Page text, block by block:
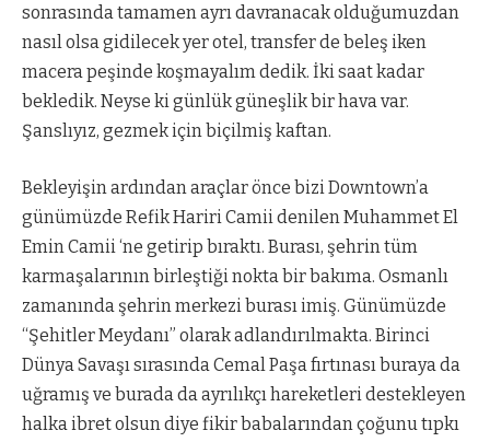
sonrasında tamamen ayrı davranacak olduğumuzdan
nasıl olsa gidilecek yer otel, transfer de beleş iken
macera peşinde koşmayalım dedik. İki saat kadar
bekledik. Neyse ki günlük güneşlik bir hava var.
Şanslıyız, gezmek için biçilmiş kaftan.
Bekleyişin ardından araçlar önce bizi Downtown’a
günümüzde Refik Hariri Camii denilen Muhammet El
Emin Camii ‘ne getirip bıraktı. Burası, şehrin tüm
karmaşalarının birleştiği nokta bir bakıma. Osmanlı
zamanında şehrin merkezi burası imiş. Günümüzde
“Şehitler Meydanı” olarak adlandırılmakta. Birinci
Dünya Savaşı sırasında Cemal Paşa fırtınası buraya da
uğramış ve burada da ayrılıkçı hareketleri destekleyen
halka ibret olsun diye fikir babalarından çoğunu tıpkı